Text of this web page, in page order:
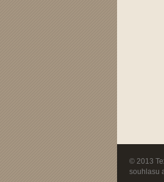
© 2013
souhlasu